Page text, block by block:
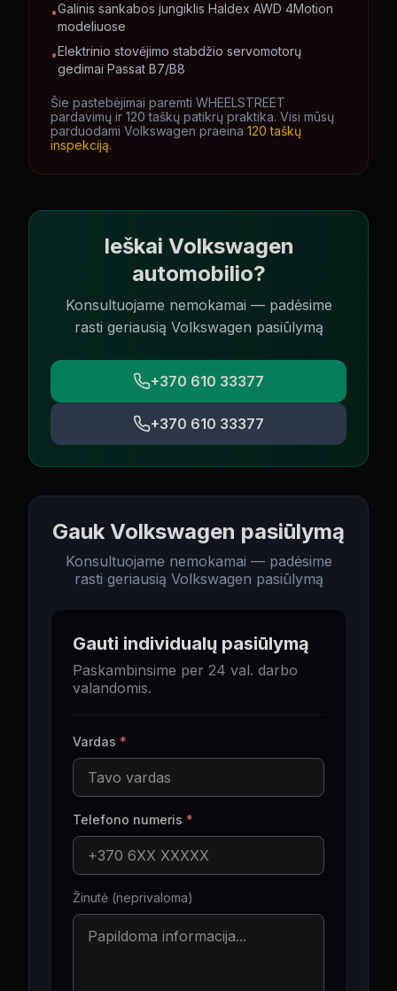
•Galinis sankabos jungiklis Haldex AWD 4Motion
modeliuose
•Elektrinio stovėjimo stabdžio servomotorų
gedimai Passat B7/B8
Šie pastebėjimai paremti WHEELSTREET
pardavimų ir 120 taškų patikrų praktika. Visi mūsų
parduodami Volkswagen praeina 120 taškų
inspekciją.
Ieškai Volkswagen
automobilio?
Konsultuojame nemokamai — padėsime
rasti geriausią Volkswagen pasiūlymą
+370 610 33377
+370 610 33377
Gauk Volkswagen pasiūlymą
Konsultuojame nemokamai — padėsime
rasti geriausią Volkswagen pasiūlymą
Gauti individualų pasiūlymą
Paskambinsime per 24 val. darbo
valandomis.
Vardas *
Telefono numeris *
Žinutė (neprivaloma)